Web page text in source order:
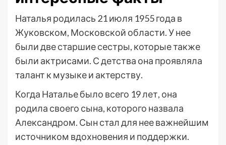
Наталья родилась 21 июля 1955 года в
Жуковском, Московской области. У нее
были две старшие сестры, которые также
были актрисами. С детства она проявляла
талант к музыке и актерству.
Когда Наталье было всего 19 лет, она
родила своего сына, которого назвала
Александром. Сын стал для нее важнейшим
источником вдохновения и поддержки.